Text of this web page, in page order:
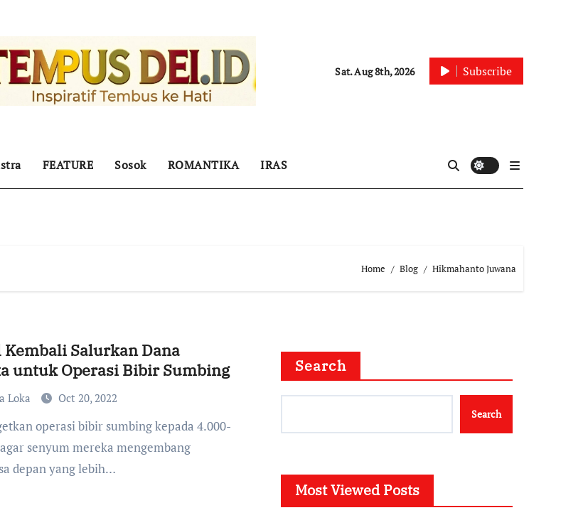
Sat. Aug 8th, 2026 Subscribe
FEATURE Sosok ROMANTIKA IRAS
Home Blog Hikmahanto Juwana
Salurkan Dana
untuk Operasi Bibir Sumbing
Loka Oct 20, 2022
senyum mereka mengembang
depan yang lebih…
Search
Search
Most Viewed Posts